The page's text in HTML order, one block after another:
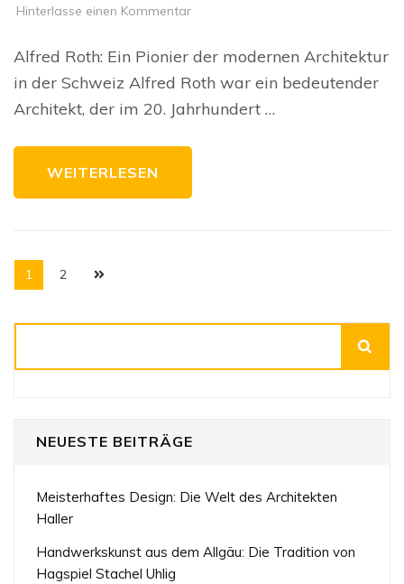
Hinterlasse einen Kommentarzu
Ein
Schweizer
Architekturpionier
und
Erbe
Moderne
Alfred Roth: Ein Pionier der modernen Architektur
in der Schweiz Alfred Roth war ein bedeutender
Architekt, der im 20. Jahrhundert …
WEITERLESEN
Seitennummerierung
der
Beiträge
Seite
1 Seite
2
NEUESTE BEITRÄGE
Meisterhaftes Design: Die Welt des Architekten
Haller
Handwerkskunst aus dem Allgäu: Die Tradition von
Hagspiel Stachel Uhlig